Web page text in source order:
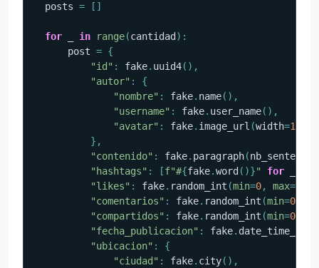
  posts
= [ ]
for in range(cantidad ) :
      post
= {
"id" : fake. uuid4( ) ,
"autor" :
{
"nombre" : fake. name( ) ,
"username" : fake. user_name( ) ,
"avatar" : fake. image_url (width=100
} ,
"contenido" : fake. paragraph(nb_sentences
"hashtags" : [f"#{fake.word ( )}" for
"likes" : fake. random_int (min=0, max=
"comentarios" : fake. random_int (min=0
"compartidos" : fake. random_int (min=0
"fecha_publicacion" : fake.
"ubicacion" :
{
"ciudad" : fake. city( ) ,